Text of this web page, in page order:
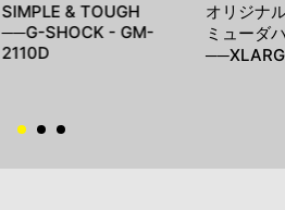
SIMPLE & TOUGH
──G-SHOCK - GM-
2110D
オリジナ
ミューダ